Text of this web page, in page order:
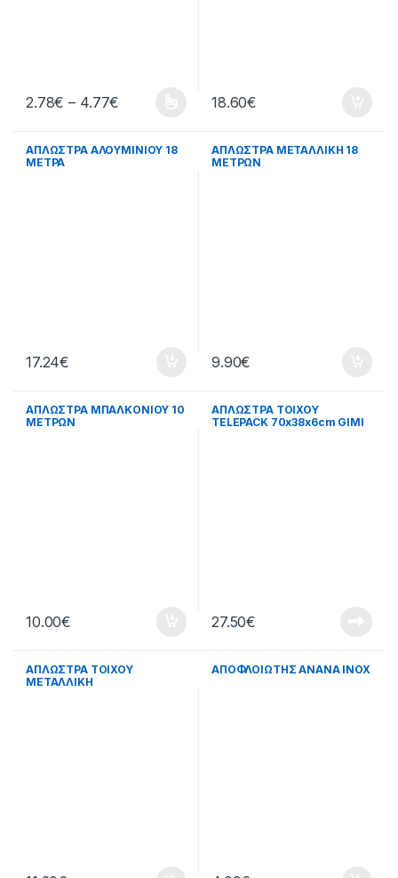
2.78€ – 4.77€ Price range: 2.78€ through 4.77€
This product has multiple variants. The options may be chosen
18.60€
ΑΠΛΩΣΤΡΑ ΑΛΟΥΜΙΝΙΟΥ 18
ΜΕΤΡΑ
17.24€
ΑΠΛΩΣΤΡΑ ΜΕΤΑΛΛΙΚΗ 18
ΜΕΤΡΩΝ
9.90€
ΑΠΛΩΣΤΡΑ ΜΠΑΛΚΟΝΙΟΥ 10
ΜΕΤΡΩΝ
10.00€
ΑΠΛΩΣΤΡΑ ΤΟΙΧΟΥ
TELEPACK 70x38x6cm GIMI
27.50€
ΑΠΛΩΣΤΡΑ ΤΟΙΧΟΥ
ΜΕΤΑΛΛΙΚΗ
ΑΠΟΦΛΟΙΩΤΗΣ ΑΝΑΝΑ ΙΝΟΧ